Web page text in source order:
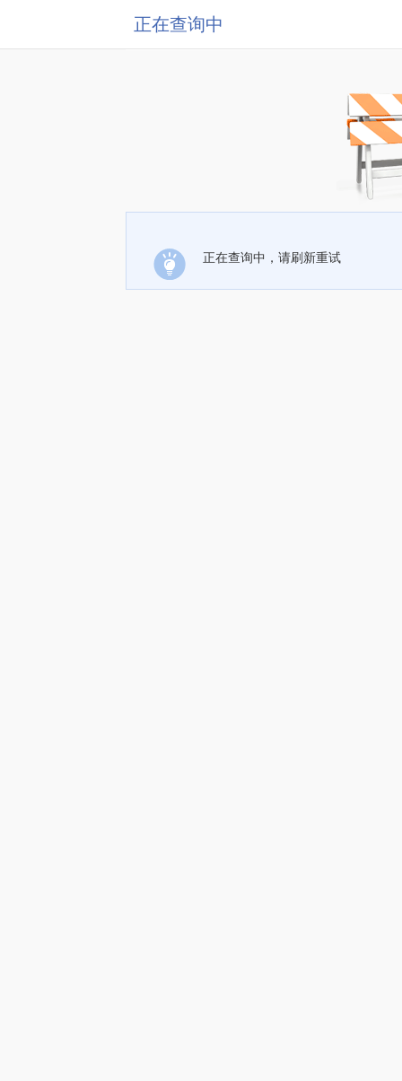
正在查询中
正在查询中，请刷新重试